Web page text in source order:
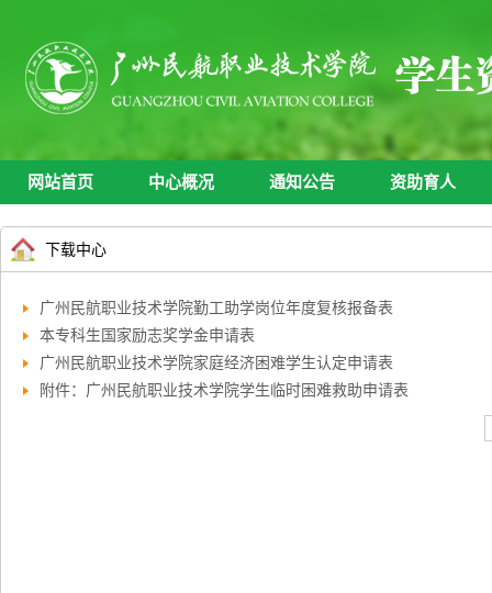
网站首页 中心概况
通知公告
通知公告
资助育人
资助育人
下载中心
广州民航职业技术学院勤工助学岗位年度复核报备表
本专科生国家励志奖学金申请表
广州民航职业技术学院家庭经济困难学生认定申请表
附件：广州民航职业技术学院学生临时困难救助申请表